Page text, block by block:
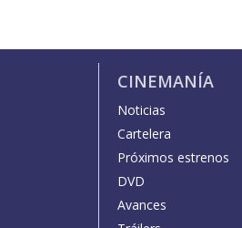
CINEMANÍA
Noticias
Cartelera
Próximos estrenos
DVD
Avances